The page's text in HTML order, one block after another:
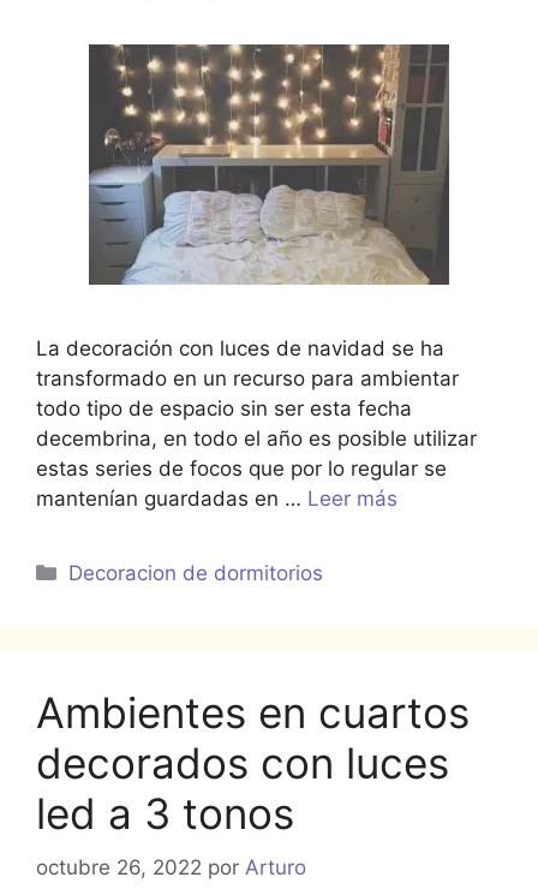
La decoración con luces de navidad se ha
transformado en un recurso para ambientar
todo tipo de espacio sin ser esta fecha
decembrina, en todo el año es posible utilizar
estas series de focos que por lo regular se
mantenían guardadas en … Leer más
Categorías
Decoracion de dormitorios
Ambientes en cuartos
decorados con luces
led a 3 tonos
octubre 26, 2022 por Arturo